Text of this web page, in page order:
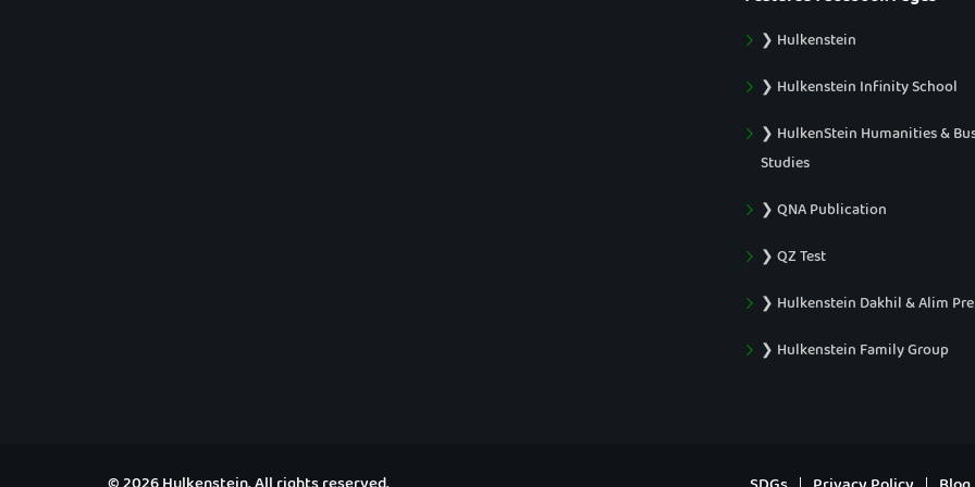
❯ Hulkenstein
❯ Hulkenstein Infinity School
❯ HulkenStein Humanities &
Studies
❯ QNA Publication
❯ QZ Test
❯ Hulkenstein Dakhil & Alim
❯ Hulkenstein Family Group